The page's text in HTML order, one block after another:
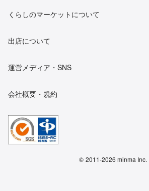
くらしのマーケットについて
出店について
運営メディア・SNS
会社概要・規約
© 2011-2026 minma Inc.